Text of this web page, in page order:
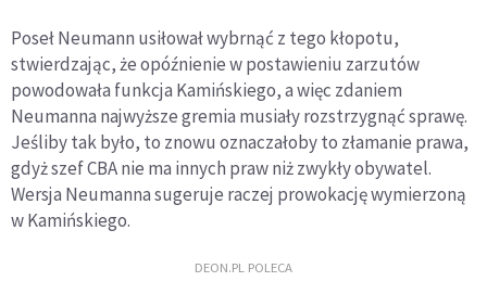
Poseł Neumann usiłował wybrnąć z tego kłopotu,
stwierdzając, że opóźnienie w postawieniu zarzutów
powodowała funkcja Kamińskiego, a więc zdaniem
Neumanna najwyższe gremia musiały rozstrzygnąć sprawę.
Jeśliby tak było, to znowu oznaczałoby to złamanie prawa,
gdyż szef CBA nie ma innych praw niż zwykły obywatel.
Wersja Neumanna sugeruje raczej prowokację wymierzoną
w Kamińskiego.
DEON.PL POLECA